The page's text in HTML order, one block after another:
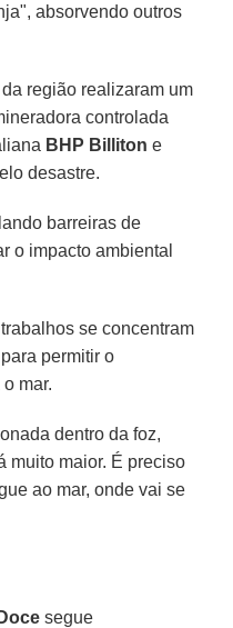
absorvendo outros
região realizaram um
controlada
BHP Billiton e
desastre.
barreiras de
o impacto ambiental
se concentram
permitir o
mar.
dentro da foz,
muito maior. É preciso
ao mar, onde vai se
segue